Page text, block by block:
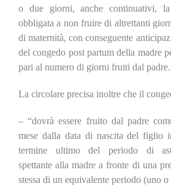
o due giorni, anche continuativi,
obbligata a non fruire di altrettanti
di maternità, con conseguente
del congedo post partum della madre
pari al numero di giorni fruiti dal padre.
La circolare precisa inoltre che il
– “dovrà essere fruito dal padre
mese dalla data di nascita del figlio
termine ultimo del periodo di
spettante alla madre a fronte di una
stessa di un equivalente periodo (uno